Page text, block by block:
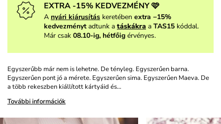
EXTRA -15% KEDVEZMÉNY 🩷
A nyári kiárusítás keretében extra −15%
kedvezménytadtunk a táskákra a TAS15 kóddal.
Már csak 08.10-ig, hétfőig érvényes.
Egyszerűbb már nem is lehetne. De tényleg. Egyszerűen barna.
Egyszerűen pont jó a mérete. Egyszerűen sima. Egyszerűen Maeva. De
a több rekeszben kiállított kártyáid és…
További információk